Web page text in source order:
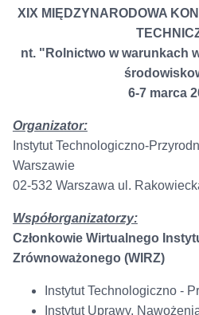
XIX MIĘDZYNARODOWA
nt. "Rolnictwo w warunkach
6-7 marca
Organizator:
Instytut Technologiczno-
Warszawie
02-532 Warszawa ul.
Współorganizatorzy:
Członkowie Wirtualnego
Zrównoważonego (WIRZ)
Instytut Technologiczno -
Instytut Uprawy,